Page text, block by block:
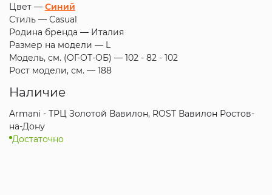
Цвет — Синий
Стиль — Casual
Родина бренда — Италия
Размер на модели — L
Модель, см. (ОГ-ОТ-ОБ) — 102 - 82 - 102
Рост модели, см. — 188
Наличие
Armani - ТРЦ Золотой Вавилон, ROST Вавилон Ростов-
на-Дону
Достаточно